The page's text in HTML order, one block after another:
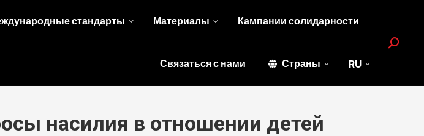
стандарты Материалы Кампании солидарности
Связаться с нами Страны RU
Search:
насилия в отношении детей